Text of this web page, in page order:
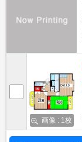
画像 : 1枚